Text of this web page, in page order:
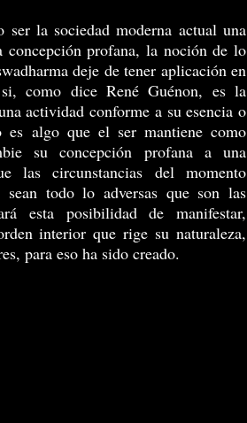
ser la sociedad moderna actual una
concepción profana, la noción de lo
deje de tener aplicación en
como dice René Guénon, es la
actividad conforme a su esencia o
es algo que el ser mantiene como
su concepción profana a una
las circunstancias del momento
todo lo adversas que son las
esta posibilidad de manifestar,
interior que rige su naturaleza,
para eso ha sido creado.